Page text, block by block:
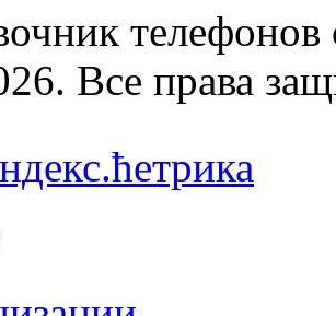
телефонов
Все права